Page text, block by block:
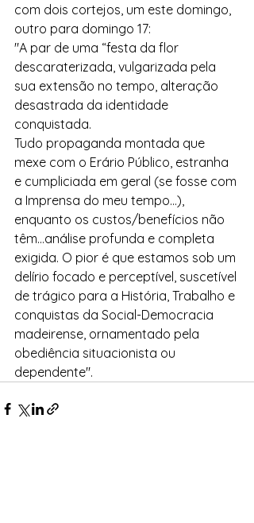
com dois cortejos, um este domingo,
outro para domingo 17:
"A par de uma “festa da flor
descaraterizada, vulgarizada pela
sua extensão no tempo, alteração
desastrada da identidade
conquistada.
Tudo propaganda montada que
mexe com o Erário Público, estranha
e cumpliciada em geral (se fosse com
a Imprensa do meu tempo…),
enquanto os custos/benefícios não
têm…análise profunda e completa
exigida. O pior é que estamos sob um
delírio focado e perceptível, suscetível
de trágico para a História, Trabalho e
conquistas da Social-Democracia
madeirense, ornamentado pela
obediência situacionista ou
dependente".